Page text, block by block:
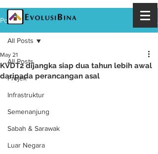
Post
All Posts
Projek
Infrastruktur
Semenanjung
Sabah & Sarawak
Luar Negara
All Posts
KVDT2 dijangka siap dua tahun lebih awal
daripada perancangan asal
May 21